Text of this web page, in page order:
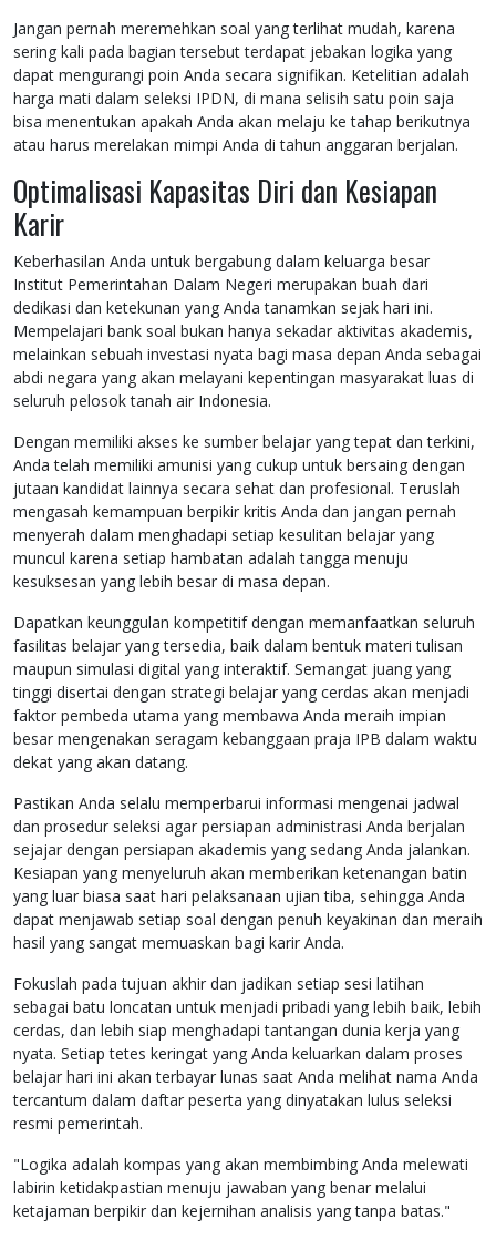
Jangan pernah meremehkan soal yang terlihat mudah, karena
sering kali pada bagian tersebut terdapat jebakan logika yang
dapat mengurangi poin Anda secara signifikan. Ketelitian adalah
harga mati dalam seleksi IPDN, di mana selisih satu poin saja
bisa menentukan apakah Anda akan melaju ke tahap berikutnya
atau harus merelakan mimpi Anda di tahun anggaran berjalan.
Optimalisasi Kapasitas Diri dan Kesiapan
Karir
Keberhasilan Anda untuk bergabung dalam keluarga besar
Institut Pemerintahan Dalam Negeri merupakan buah dari
dedikasi dan ketekunan yang Anda tanamkan sejak hari ini.
Mempelajari bank soal bukan hanya sekadar aktivitas akademis,
melainkan sebuah investasi nyata bagi masa depan Anda sebagai
abdi negara yang akan melayani kepentingan masyarakat luas di
seluruh pelosok tanah air Indonesia.
Dengan memiliki akses ke sumber belajar yang tepat dan terkini,
Anda telah memiliki amunisi yang cukup untuk bersaing dengan
jutaan kandidat lainnya secara sehat dan profesional. Teruslah
mengasah kemampuan berpikir kritis Anda dan jangan pernah
menyerah dalam menghadapi setiap kesulitan belajar yang
muncul karena setiap hambatan adalah tangga menuju
kesuksesan yang lebih besar di masa depan.
Dapatkan keunggulan kompetitif dengan memanfaatkan seluruh
fasilitas belajar yang tersedia, baik dalam bentuk materi tulisan
maupun simulasi digital yang interaktif. Semangat juang yang
tinggi disertai dengan strategi belajar yang cerdas akan menjadi
faktor pembeda utama yang membawa Anda meraih impian
besar mengenakan seragam kebanggaan praja IPB dalam waktu
dekat yang akan datang.
Pastikan Anda selalu memperbarui informasi mengenai jadwal
dan prosedur seleksi agar persiapan administrasi Anda berjalan
sejajar dengan persiapan akademis yang sedang Anda jalankan.
Kesiapan yang menyeluruh akan memberikan ketenangan batin
yang luar biasa saat hari pelaksanaan ujian tiba, sehingga Anda
dapat menjawab setiap soal dengan penuh keyakinan dan meraih
hasil yang sangat memuaskan bagi karir Anda.
Fokuslah pada tujuan akhir dan jadikan setiap sesi latihan
sebagai batu loncatan untuk menjadi pribadi yang lebih baik, lebih
cerdas, dan lebih siap menghadapi tantangan dunia kerja yang
nyata. Setiap tetes keringat yang Anda keluarkan dalam proses
belajar hari ini akan terbayar lunas saat Anda melihat nama Anda
tercantum dalam daftar peserta yang dinyatakan lulus seleksi
resmi pemerintah.
"Logika adalah kompas yang akan membimbing Anda melewati
labirin ketidakpastian menuju jawaban yang benar melalui
ketajaman berpikir dan kejernihan analisis yang tanpa batas."